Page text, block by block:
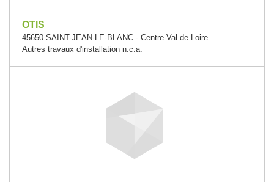
OTIS
45650 SAINT-JEAN-LE-BLANC - Centre-Val de Loire
Autres travaux d'installation n.c.a.